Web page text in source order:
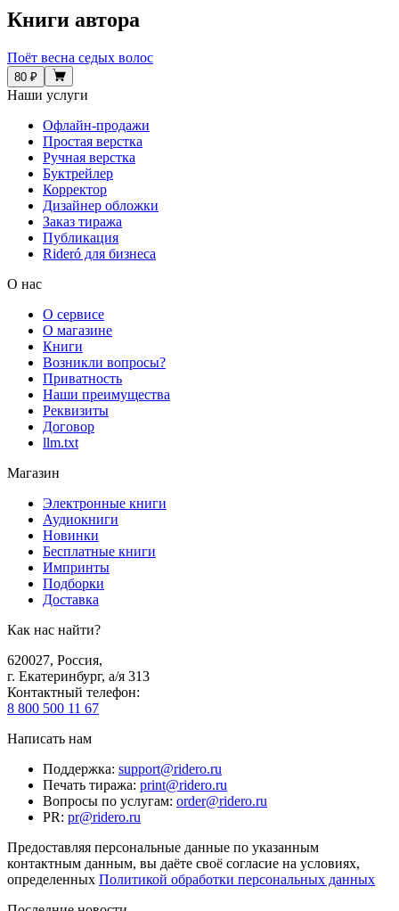
Книги автора
Поёт весна седых волос
80 ₽
Наши услуги
Офлайн-продажи
Простая верстка
Ручная верстка
Буктрейлер
Корректор
Дизайнер обложки
Заказ тиража
Публикация
Rideró для бизнеса
О нас
О сервисе
О магазине
Книги
Возникли вопросы?
Приватность
Наши преимущества
Реквизиты
Договор
llm.txt
Магазин
Электронные книги
Аудиокниги
Новинки
Бесплатные книги
Импринты
Подборки
Доставка
Как нас найти?
620027, Россия,
г. Екатеринбург, а/я 313
Контактный телефон:
8 800 500 11 67
Написать нам
Поддержка: support@ridero.ru
Печать тиража: print@ridero.ru
Вопросы по услугам: order@ridero.ru
PR: pr@ridero.ru
Предоставляя персональные данные по указанным
контактным данным, вы даёте своё согласие на условиях,
определенных Политикой обработки персональных данных